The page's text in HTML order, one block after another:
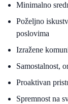
Minimalno
Poželjno
poslovima
Izražene
Samostalnost,
Proaktivan
Spremnost na